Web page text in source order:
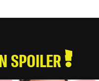
SPOILER